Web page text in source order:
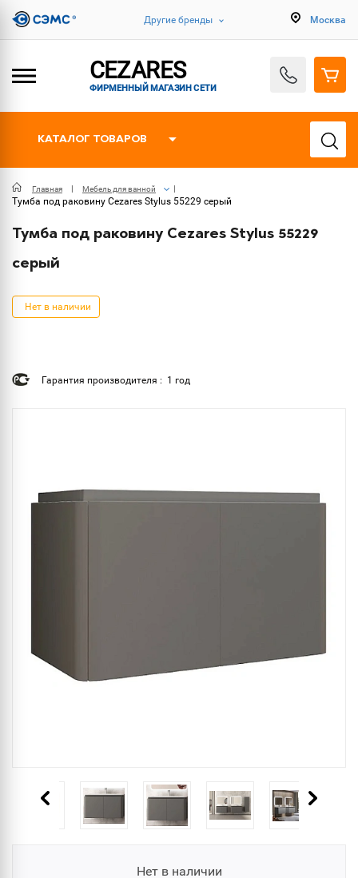
Другие бренды Москва
CEZARES
ФИРМЕННЫЙ МАГАЗИН СЕТИ
КАТАЛОГ ТОВАРОВ
Главная Мебель для ванной
Тумба под раковину Cezares Stylus 55229 серый
Тумба под раковину Cezares Stylus 55229
серый
Нет в наличии
Гарантия производителя : 1 год
Нет в наличии